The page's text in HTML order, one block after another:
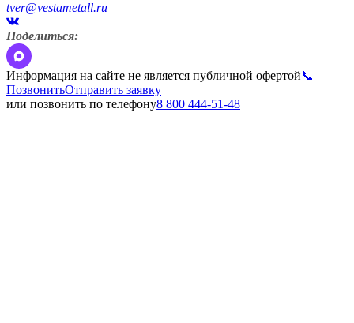
tver@vestametall.ru
Поделиться:
Информация на сайте не является публичной офертой📞
ПозвонитьОтправить заявку
или позвонить по телефону8 800 444-51-48